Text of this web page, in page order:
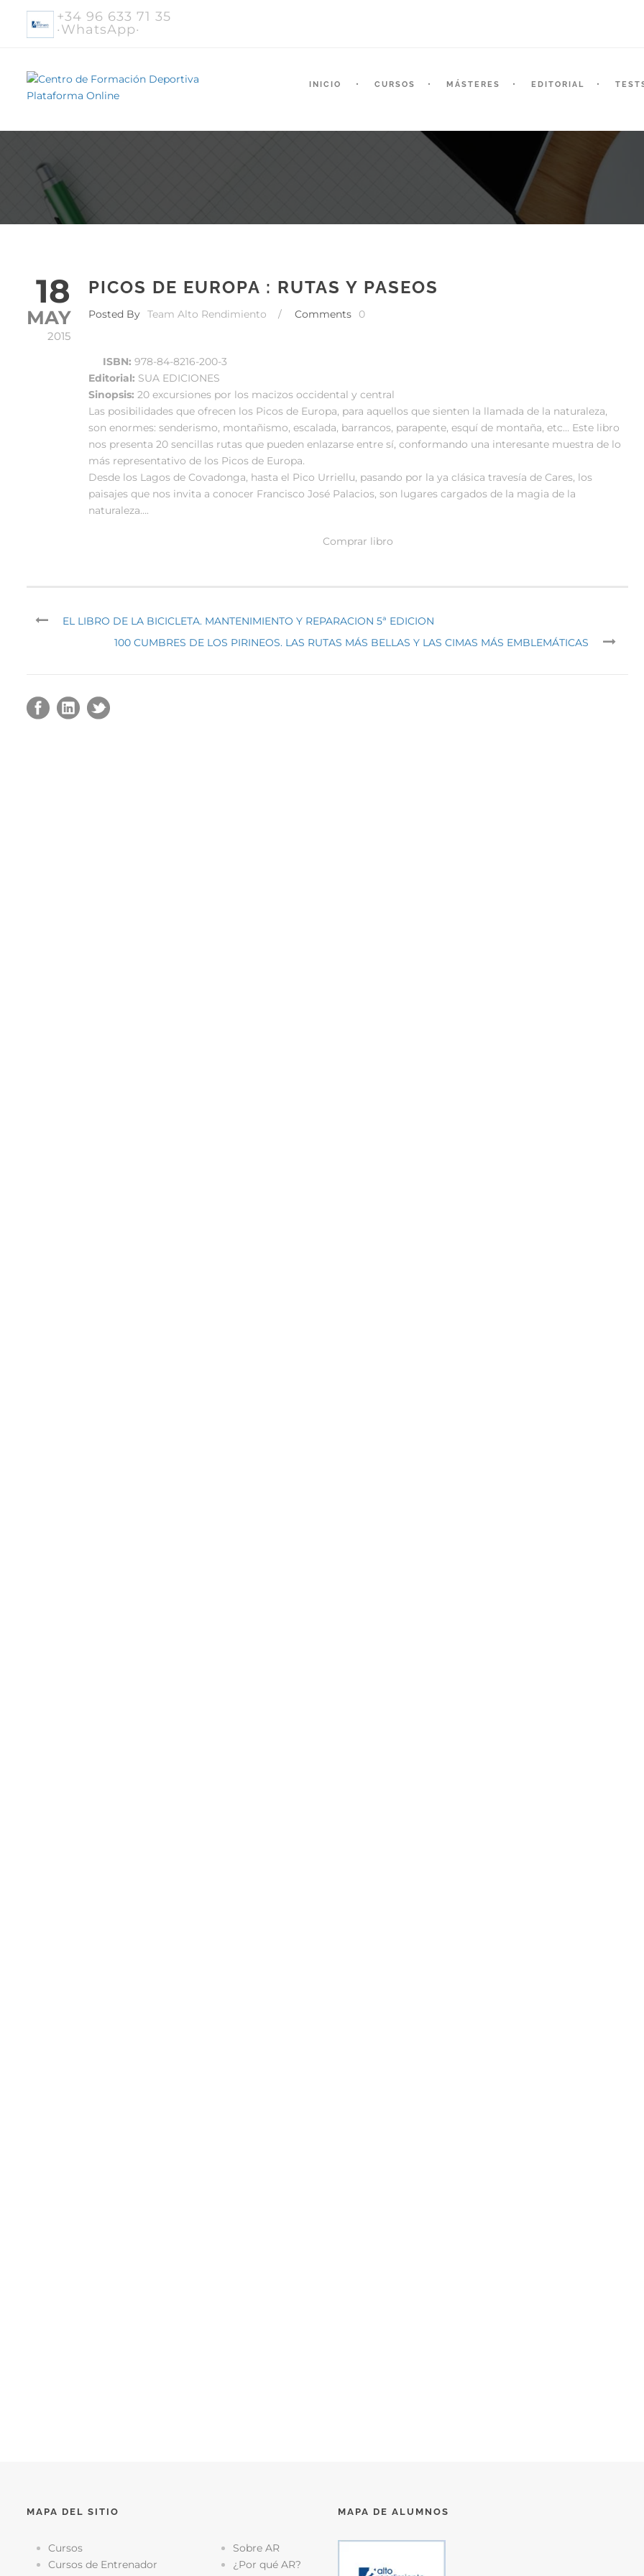
+34 96 633 71 35
·WhatsApp·
INICIO CURSOS MÁSTERES EDITORIAL
18
MAY
2015
PICOS DE EUROPA : RUTAS Y PASEOS
Posted By Team Alto Rendimiento / Comments 0
ISBN: 978-84-8216-200-3
Editorial: SUA EDICIONES
Sinopsis: 20 excursiones por los macizos occidental y central
Las posibilidades que ofrecen los Picos de Europa, para aquellos que sienten la llamada de la naturaleza,
son enormes: senderismo, montañismo, escalada, barrancos, parapente, esquí de montaña, etc… Este libro
nos presenta 20 sencillas rutas que pueden enlazarse entre sí, conformando una interesante muestra de lo
más representativo de los Picos de Europa.
Desde los Lagos de Covadonga, hasta el Pico Urriellu, pasando por la ya clásica travesía de Cares, los
paisajes que nos invita a conocer Francisco José Palacios, son lugares cargados de la magia de la
naturaleza….
Comprar libro
EL LIBRO DE LA BICICLETA. MANTENIMIENTO Y REPARACION 5ª EDICION
100 CUMBRES DE LOS PIRINEOS. LAS RUTAS MÁS BELLAS Y LAS CIMAS MÁS EMBLEMÁTICAS
MAPA DEL SITIO
Cursos
Cursos de Entrenador
Sobre AR
¿Por qué AR?
MAPA DE ALUMNOS